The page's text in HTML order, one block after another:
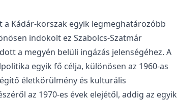
a Kádár-korszak egyik legmeghatározóbb
indokolt ez Szabolcs-Szatmár
a megyén belüli ingázás jelenségéhez. A
egyik fő célja, különösen az 1960-as
életkörülmény és kulturális
az 1970-es évek elejétől, addig az egyik